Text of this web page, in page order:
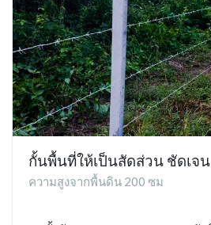
กั้นพื้นที่ให้เป็นสัดส่วน ชัดเจน
ความสูงจากพื้นดิน 200 ซม